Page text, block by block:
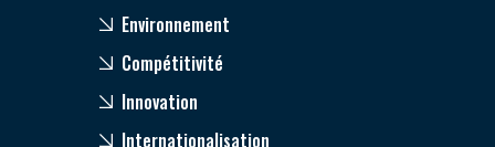
Environnement
Compétitivité
Innovation
Internationalisation